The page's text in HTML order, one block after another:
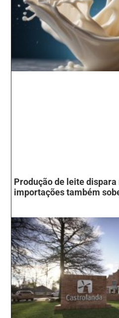
Produção de leite dispara
importações também